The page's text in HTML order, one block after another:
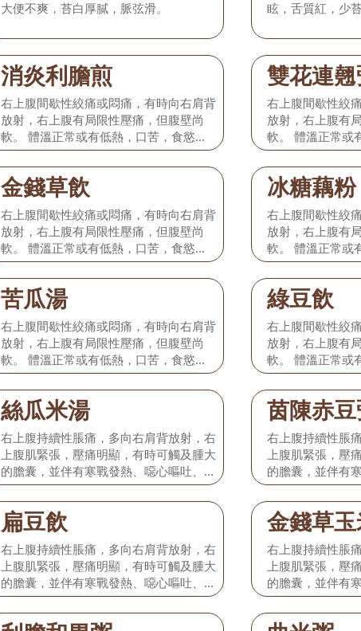
大便不爽，苔白厚膩，脈弦滑。
眩，舌質紅，少
消炎利膽煎
右上腹間歇性絞痛或悶痛，有時向右肩背
放射，右上腹有局限性壓痛，但腹壁尚
軟。 體溫正常或有低熱，口苦，食慾減
退，或有輕度噁心嘔吐，無黃疸，舌淡
紅，苔微黃，脈弦細或弦緊。 本型相當
於發病初期的膽絞痛或單純性急性膽囊
炎。
雙花連
右上腹間歇性絞
放射，右上腹有
軟。 體溫正常或
退，或有輕度噁
紅，苔微黃，脈
於發病初期的膽
炎。
金錢草飲
右上腹間歇性絞痛或悶痛，有時向右肩背
放射，右上腹有局限性壓痛，但腹壁尚
軟。 體溫正常或有低熱，口苦，食慾減
退，或有輕度噁心嘔吐，無黃疸，舌淡
紅，苔微黃，脈弦細或弦緊。 本型相當
於發病初期的膽絞痛或單純性急性膽囊
炎。
冰糖藕粉
右上腹間歇性絞
放射，右上腹有
軟。 體溫正常或
退，或有輕度噁
紅，苔微黃，脈
於發病初期的膽
炎。
苦瓜湯
右上腹間歇性絞痛或悶痛，有時向右肩背
放射，右上腹有局限性壓痛，但腹壁尚
軟。 體溫正常或有低熱，口苦，食慾減
退，或有輕度噁心嘔吐，無黃疸，舌淡
紅，苔微黃，脈弦細或弦緊。 本型相當
於發病初期的膽絞痛或單純性急性膽囊
炎。
綠豆飲
右上腹間歇性絞
放射，右上腹有
軟。 體溫正常或
退，或有輕度噁
紅，苔微黃，脈
於發病初期的膽
炎。
絲瓜米湯
右上腹持續性脹痛，多向右肩背放射，右
上腹肌緊張，壓痛明顯，有時可觸及腫大
的膽囊，並伴有寒戰發熱、噁心嘔吐、口
渴尿赤、大便秘結，部分患者出現黃疸，
舌紅苔黃膩，脈弦滑而數。 本型相當於
化膿性、壞疽性膽囊炎，急性發作時，應
及時前往醫院積極就治，以防不測。 一
般在病情基本得到控制的情況下，配合如
下飲食療法。
茵陳赤
右上腹持續性脹
上腹肌緊張，壓
的膽囊，並伴有
渴尿赤、大便秘
舌紅苔黃膩，脈
化膿性、壞疽性
及時前往醫院積
般在病情基本得
下飲食療法。
扁豆飲
右上腹持續性脹痛，多向右肩背放射，右
上腹肌緊張，壓痛明顯，有時可觸及腫大
的膽囊，並伴有寒戰發熱、噁心嘔吐、口
渴尿赤、大便秘結，部分患者出現黃疸，
舌紅苔黃膩，脈弦滑而數。 本型相當於
金錢草
右上腹持續性脹
上腹肌緊張，壓
的膽囊，並伴有
渴尿赤、大便秘
舌紅苔黃膩，脈